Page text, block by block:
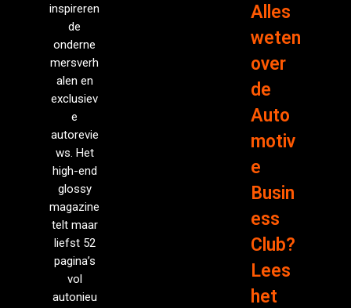
inspireren
de
onderne
mersverh
alen en
exclusiev
e
autorevie
ws. Het
high-end
glossy
magazine
telt maar
liefst 52
pagina’s
vol
autonieu
Alles
weten
over
de
Auto
motiv
e
Busin
ess
Club?
Lees
het